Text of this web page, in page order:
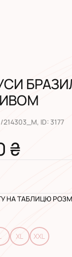
214303_M, ID: 3177
₴
НА ТАБЛИЦЮ
XL XXL